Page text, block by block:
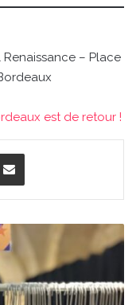
– Place
est de retour !
Partager par email